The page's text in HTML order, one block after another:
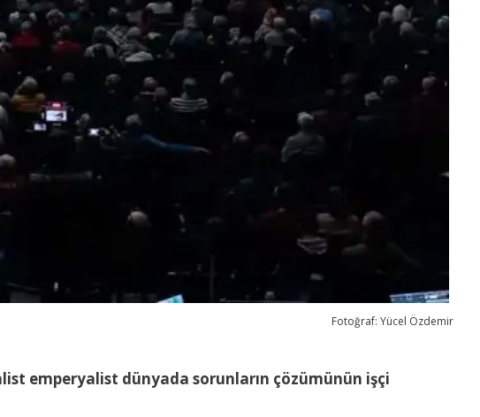
Fotoğraf: Yücel Özdemir
emperyalist dünyada sorunların çözümünün işçi